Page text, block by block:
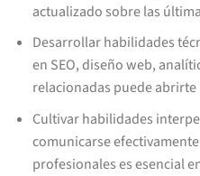
actualizado sobre las
Desarrollar habilidades
en SEO, diseño web,
relacionadas puede
Cultivar habilidades
comunicarse
profesionales es esencial